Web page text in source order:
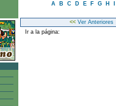
A B C D E F G H
<<Ver Anteriores
Ir a la página: